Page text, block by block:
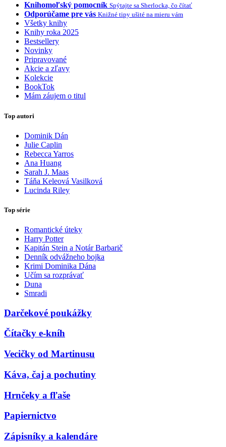
Knihomoľský pomocník Spýtajte sa Sherlocka, čo čítať
Odporúčame pre vás Knižné tipy ušité na mieru vám
Všetky knihy
Knihy roka 2025
Bestsellery
Novinky
Pripravované
Akcie a zľavy
Kolekcie
BookTok
Mám záujem o titul
Top autori
Dominik Dán
Julie Caplin
Rebecca Yarros
Ana Huang
Sarah J. Maas
Táňa Keleová Vasilková
Lucinda Riley
Top série
Romantické úteky
Harry Potter
Kapitán Stein a Notár Barbarič
Denník odvážneho bojka
Krimi Dominika Dána
Učím sa rozprávať
Duna
Smradi
Darčekové poukážky
Čítačky e-kníh
Vecičky od Martinusu
Káva, čaj a pochutiny
Hrnčeky a fľaše
Papiernictvo
Zápisníky a kalendáre